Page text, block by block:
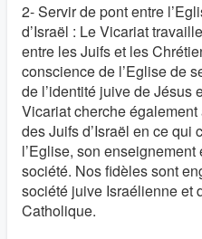
2- Servir de pont entre
d’Israël : Le Vicariat
entre les Juifs et les
conscience de l’Eglise de
de l’identité juive de Jésus
Vicariat cherche
des Juifs d’Israël en ce qui
l’Eglise, son
société. Nos fidèles sont
société juive Israélienne et
Catholique.